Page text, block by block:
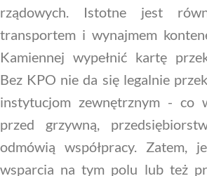
rządowych. Istotne jest
transportem i wynajmem
Kamiennej wypełnić kartę
Bez KPO nie da się legalnie
instytucjom zewnętrznym - co
przed grzywną,
odmówią współpracy. Zatem,
wsparcia na tym polu lub też